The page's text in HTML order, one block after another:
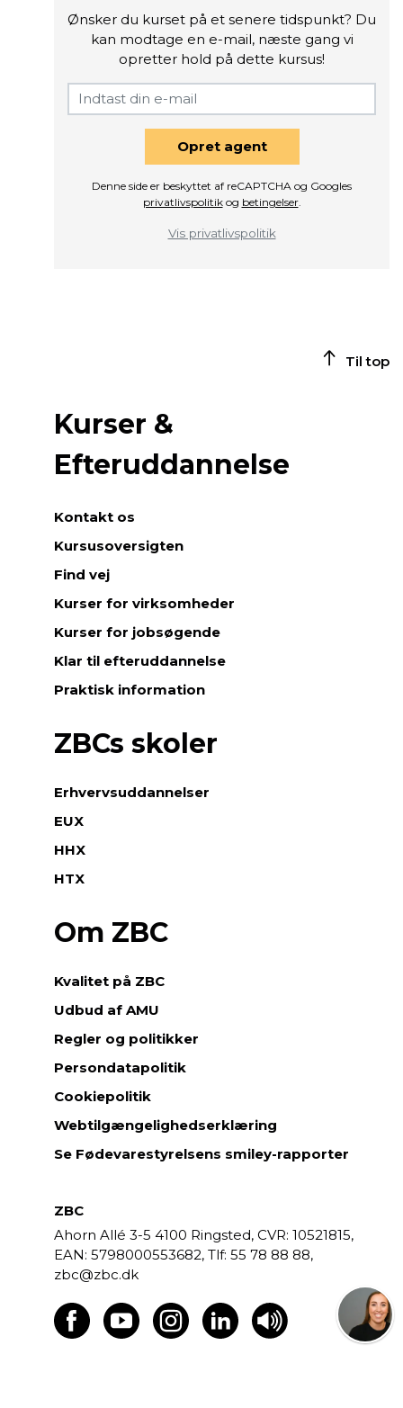
Ønsker du kurset på et senere tidspunkt? Du
kan modtage en e-mail, næste gang vi
opretter hold på dette kursus!
Opret agent
Denne side er beskyttet af reCAPTCHA og Googles
privatlivspolitikog betingelser.
Vis privatlivspolitik
Til top
Kurser &
Efteruddannelse
Kontakt os
Kursusoversigten
Find vej
Kurser for virksomheder
Kurser for jobsøgende
Klar til efteruddannelse
Praktisk information
ZBCs skoler
Erhvervsuddannelser
EUX
HHX
HTX
Om ZBC
Kvalitet på ZBC
Udbud af AMU
Regler og politikker
Persondatapolitik
Cookiepolitik
Webtilgængelighedserklæring
Se Fødevarestyrelsens smiley-rapporter
ZBC
Ahorn Allé 3-5 4100 Ringsted, CVR: 10521815,
EAN: 5798000553682,
55 78 88 88,
zbc@zbc.dk